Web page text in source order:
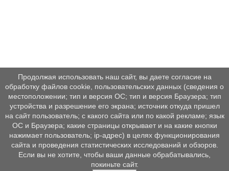
Продолжая использовать наш сайт, вы даете согласие на
обработку файлов cookie, пользовательских данных (сведения о
местоположении; тип и версия ОС; тип и версия Браузера; тип
устройства и разрешение его экрана; источник откуда пришел
на сайт пользователь; с какого сайта или по какой рекламе; язык
ОС и Браузера; какие страницы открывает и на какие кнопки
нажимает пользователь; ip-адрес) в целях функционирования
сайта и проведения статистических исследований и обзоров.
Если вы не хотите, чтобы ваши данные обрабатывались,
покиньте сайт.